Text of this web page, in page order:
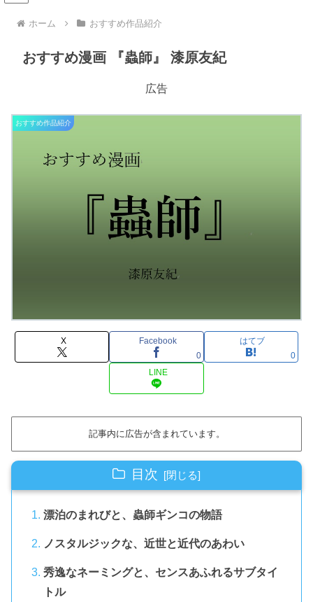
ホーム おすすめ作品紹介
おすすめ漫画 『蟲師』 漆原友紀
広告
おすすめ作品紹介
X
Facebook
0
はてブ
0
LINE
記事内に広告が含まれています。
目次
漂泊のまれびと、蟲師ギンコの物語
ノスタルジックな、近世と近代のあわい
秀逸なネーミングと、センスあふれるサブタイ
トル